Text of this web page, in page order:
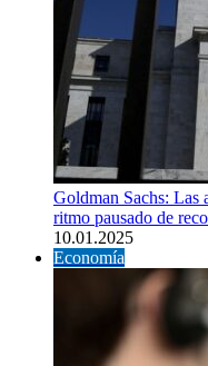
Goldman Sachs: Las
ritmo pausado de
10.01.2025
Economía